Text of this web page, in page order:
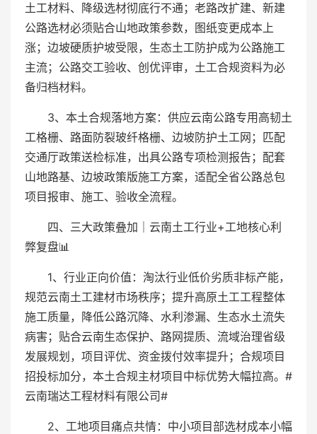
土工材料、降级选材彻底行不通；老路改扩建、新建
公路选材必须贴合山地政策参数，图纸变更成本上
涨；边坡硬质护坡受限，生态土工防护成为公路施工
主流；公路交工验收、创优评审，土工合规资料为必
备归档材料。
3、本土合规落地方案：供应云南公路专用高韧土
工格栅、路面防裂玻纤格栅、边坡防护土工网；匹配
交通厅政策送检标准，出具公路专项检测报告；配套
山地路基、边坡政策版施工方案，适配全省公路总包
项目报审、施工、验收全流程。
四、三大政策叠加｜云南土工行业+工地核心利
弊复盘📊
1、行业正向价值：淘汰行业低价劣质非标产能，
规范云南土工建材市场秩序；提升高原土工工程整体
施工质量，降低公路沉降、水利渗漏、生态水土流失
病害；贴合云南生态保护、路网提质、流域治理省级
发展规划，项目评优、资金拨付效率提升；合规项目
招投标加分，本土合规主材项目中标优势大幅拉高。#
云南瑞达工程材料有限公司#
2、工地项目痛点共情：中小项目部选材成本小幅